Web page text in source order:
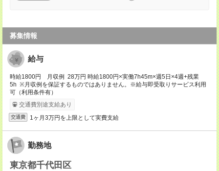
募集情報
給与
時給1800円 月収例 28万円 時給1800円×実働7h45m×週5日×4週+残業
5h ※月収例を保証するものではありません。※給与即受取りサービス利用
可（利用条件有）
交通費別途支給あり
交通費 1ヶ月3万円を上限として実費支給
勤務地
東京都千代田区